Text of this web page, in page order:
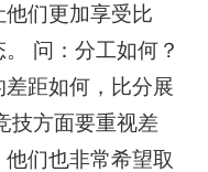
们更加享受比
问：分工如何？
距如何，比分展
技方面要重视差
们也非常希望取